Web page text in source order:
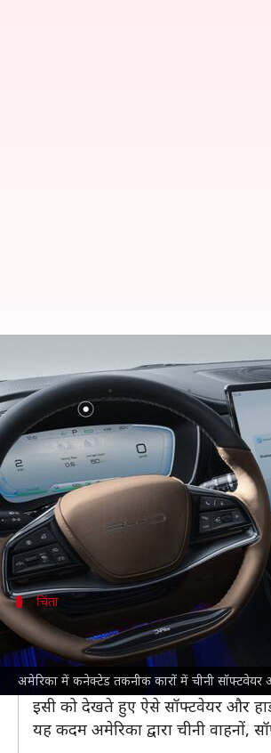
अमेरिका में कनेक्टेड तकनीक कारों में चीनी सॉफ्टवेयर
अमेरिकी कारों में चीनी
लेखन दिनेश चंद शर्मा Sep 22, 2024 06:14 pm
क्या है खबर?
अमेरिकाका वाणिज्य विभाग सोमवार
सकता है।
प्रस्तावित विनियमन से प्रमुख संचार या
चिंता
ड्राइवर्स का डाटा चोरी होने
रॉयटर्सने सूत्रों के हवाले से दी गई रिपोर्ट
हेरफेर की चिंता जताई है।
इसी को देखते हुए ऐसे सॉफ्टवेयर और
यह कदम अमेरिका द्वारा चीनी वाहनों,